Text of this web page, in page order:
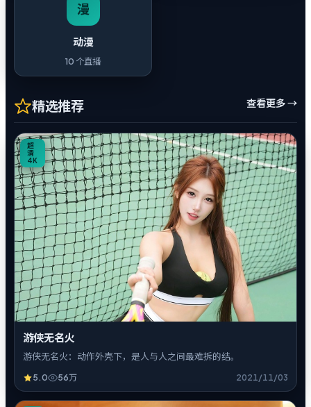
漫
动漫
10 个直播
精选推荐 查看更多 →
超
清
4K
游侠无名火
游侠无名火：动作外壳下，是人与人之间最难拆的结。
5.0 56万 2021/11/03